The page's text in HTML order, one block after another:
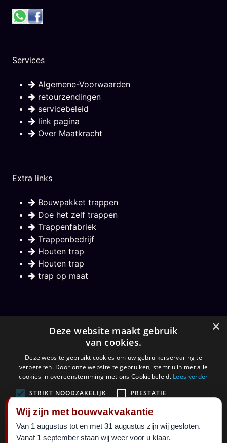
Services
Algemene-Voorwaarden
retourzendingen
servicebeleid
link pagina
Over Maatkracht
Extra links
Bouwpakket trappen
Doe het zelf trappen
Trappenfabriek
Trappenbedrijf
Houten trap
Houten trap
trap op maat
Hou mij op de hoogte over nieuwe trappen
Aanmelden
©Maatkracht sinds 1999.2026 al 27 jaar een begrip in
Wij zijn met bouwvakvakantie
Van 1 augustus tot en met 31 augustus zijn wij gesloten.
Vanaf 1 september staan wij weer voor u klaar.
×
Deze website maakt gebruik
van cookies.
Deze website gebruikt cookies om uw gebruikerservaring te
verbeteren. Door onze website te gebruiken, stemt u in met alle
cookies in overeenstemming met ons Cookiebeleid. Lees verder
STRIKT NOODZAKELIJK
PRESTATIE
TARGETING FUNCTIONEEL
ALLES ACCEPTEREN ALLES AFWIJZEN